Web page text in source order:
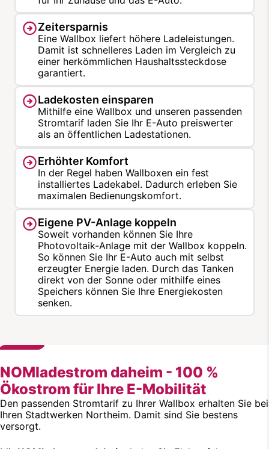
Zeitersparnis
Eine Wallbox liefert höhere Ladeleistungen.
Damit ist schnelleres Laden im Vergleich zu
einer herkömmlichen Haushaltssteckdose
garantiert.
Ladekosten einsparen
Mithilfe eine Wallbox und unseren passenden
Stromtarif laden Sie Ihr E-Auto preiswerter
als an öffentlichen Ladestationen.
Erhöhter Komfort
In der Regel haben Wallboxen ein fest
installiertes Ladekabel. Dadurch erleben Sie
maximalen Bedienungskomfort.
Eigene PV-Anlage koppeln
Soweit vorhanden können Sie Ihre
Photovoltaik-Anlage mit der Wallbox koppeln.
So können Sie Ihr E-Auto auch mit selbst
erzeugter Energie laden. Durch das Tanken
direkt von der Sonne oder mithilfe eines
Speichers können Sie Ihre Energiekosten
senken.
NOMladestrom daheim - 100 %
Ökostrom für Ihre E-Mobilität
Den passenden Stromtarif zu Ihrer Wallbox erhalten Sie bei
Ihren Stadtwerken Northeim. Damit sind Sie bestens
versorgt.